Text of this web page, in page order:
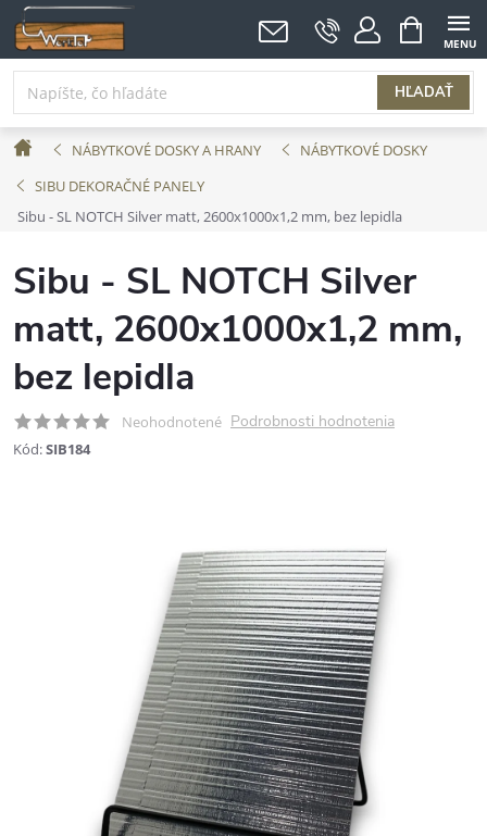
Prejsť
na
obsah
HĽADAŤ
NÁKUPNÝ
KOŠÍK
DomovNÁBYTKOVÉ DOSKY A HRANY
NÁBYTKOVÉ DOSKY
SIBU DEKORAČNÉ PANELY
Sibu - SL NOTCH Silver matt, 2600x1000x1,2 mm, bez lepidla
Sibu - SL NOTCH Silver
matt, 2600x1000x1,2 mm,
bez lepidla
Neohodnotené Podrobnosti hodnotenia
Kód:SIB184